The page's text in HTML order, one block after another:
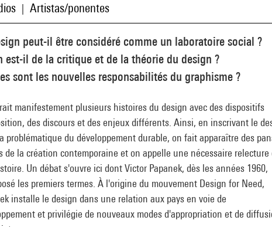
Artistas/ponentes
peut-il être considéré comme un laboratoire social ?
est-il de la critique et de la théorie du design ?
sont les nouvelles responsabilités du graphisme ?
manifestement plusieurs histoires du design avec des dispositifs
des discours et des enjeux différents. Ainsi, en inscrivant le
problématique du développement durable, on fait apparaître des
de la création contemporaine et on appelle une nécessaire relecture
Un débat s'ouvre ici dont Victor Papanek, dès les années 1960,
les premiers termes. À l'origine du mouvement Design for Need,
installe le design dans une relation aux pays en voie de
et privilégie de nouveaux modes d'appropriation et de